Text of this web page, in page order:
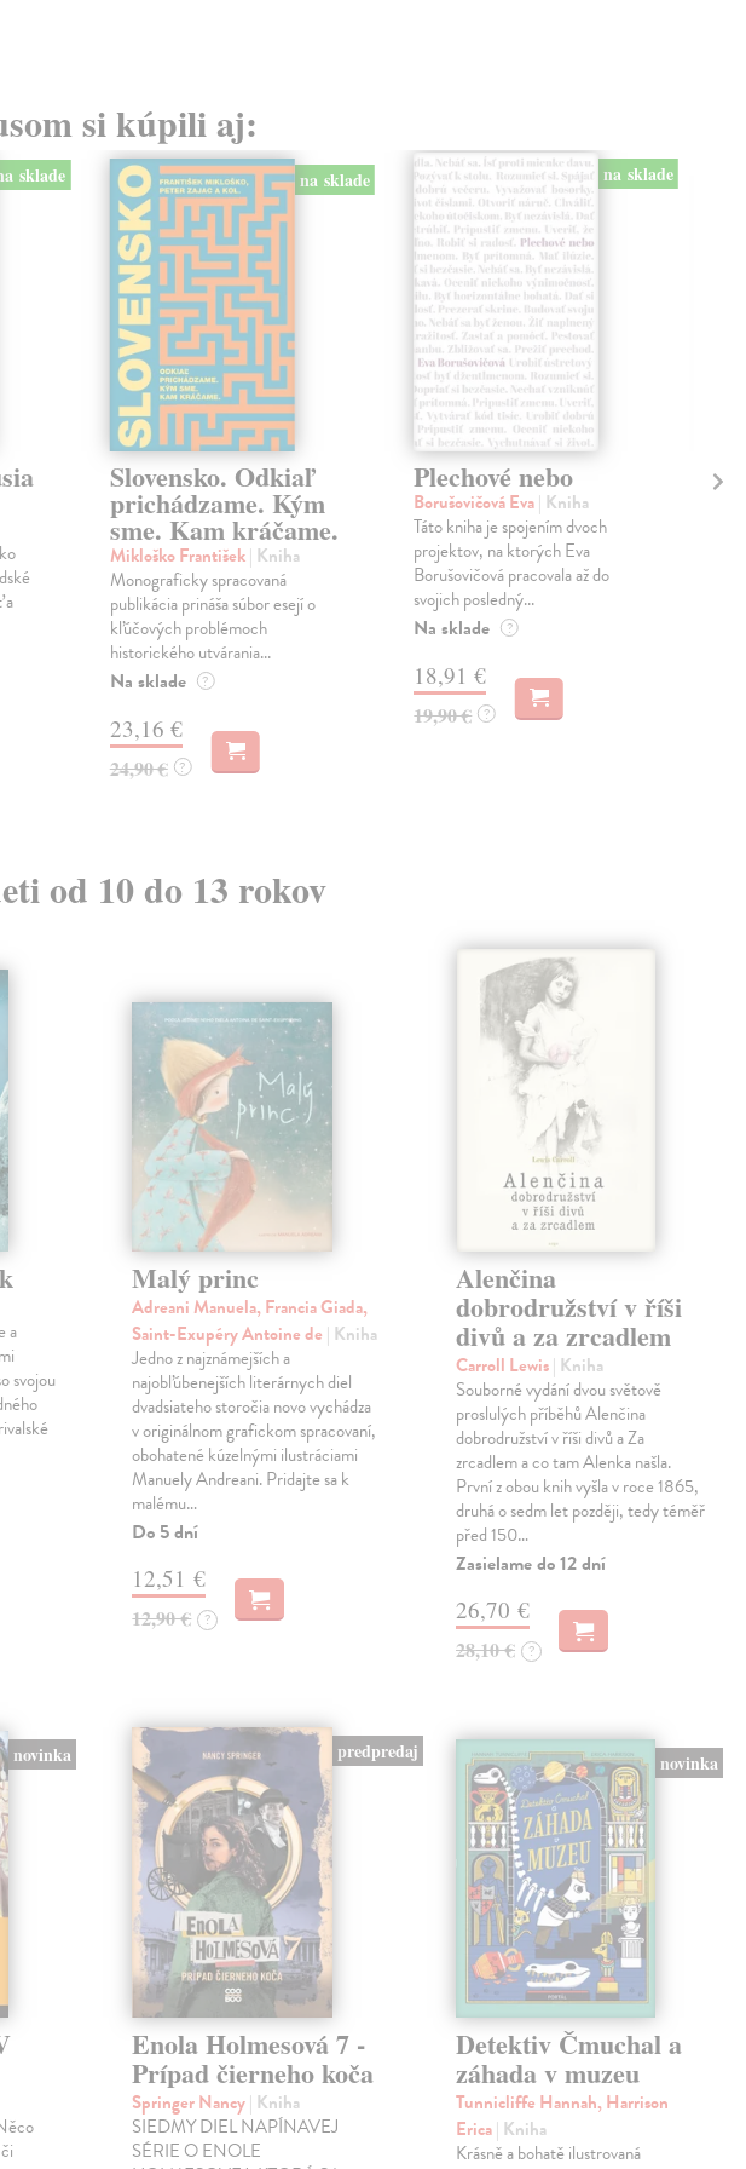
si kúpili aj:
sklade na sklade
Slovensko. Odkiaľ
prichádzame. Kým
sme. Kam kráčame.
Mikloško František| Kniha
Monograficky spracovaná
publikácia prináša súbor esejí o
kľúčových problémoch
historického utvárania...
Na sklade ?
23,16 €
24,90 € ?
na sklade
Plechové nebo
Borušovičová Eva| Kniha
Táto kniha je spojením dvoch
projektov, na ktorých Eva
Borušovičová pracovala až do
svojich posledný...
Na sklade ?
18,91 €
19,90 € ?
od 10 do 13 rokov
a
svojou
Malý princ
Adreani Manuela, Francia Giada,
Saint-Exupéry Antoine de | Kniha
Jedno z najznámejších a
najobľúbenejších literárnych diel
dvadsiateho storočia novo vychádza
v originálnom grafickom spracovaní,
obohatené kúzelnými ilustráciami
Manuely Andreani. Pridajte sa k
malému…
Do 5 dní
12,51 €
12,90 € ?
Alenčina
dobrodružství v říši
divů a za zrcadlem
Carroll Lewis| Kniha
Souborné vydání dvou světově
proslulých příběhů Alenčina
dobrodružství v říši divů a Za
zrcadlem a co tam Alenka našla.
První z obou knih vyšla v roce 1865,
druhá o sedm let později, tedy téměř
před 150…
Zasielame do 12 dní
26,70 €
28,10 € ?
novinka predpredaj
Enola Holmesová 7 -
Prípad čierneho koča
Springer Nancy| Kniha
SIEDMY DIEL NAPÍNAVEJ
SÉRIE O ENOLE
novinka
Detektiv Čmuchal a
záhada v muzeu
Tunnicliffe Hannah, Harrison
Erica| Kniha
Krásně a bohatě ilustrovaná